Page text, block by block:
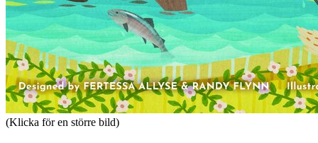
(Klicka för en större bild)